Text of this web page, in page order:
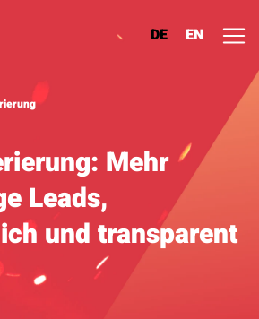
DE EN
Mehr
Leads,
und transparent